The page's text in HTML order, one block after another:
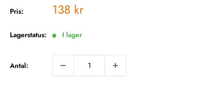
Pris: Vårt
138 kr
Lagerstatus: I lager
Antal: